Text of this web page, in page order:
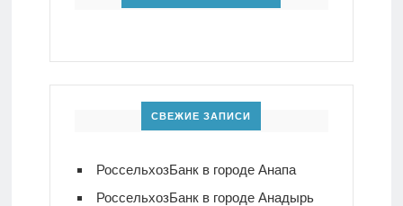
СВЕЖИЕ ЗАПИСИ
РоссельхозБанк в городе Анапа
РоссельхозБанк в городе Анадырь